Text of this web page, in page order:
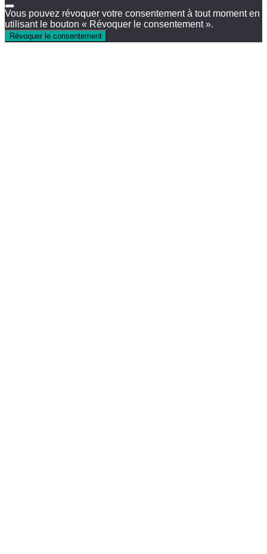
Vous pouvez révoquer votre consentement à tout moment en
utilisant le bouton « Révoquer le consentement ».
Révoquer le consentement